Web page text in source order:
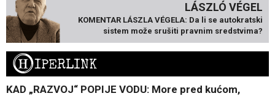
LÁSZLÓ VÉGEL
KOMENTAR LÁSZLA VÉGELA: Da li se autokratski
sistem može srušiti pravnim sredstvima?
HIPERLINK
KAD „RAZVOJ“ POPIJE VODU: More pred kućom,